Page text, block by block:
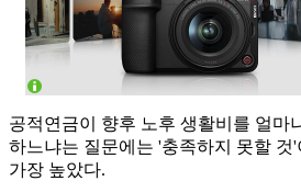
공적연금이 향후 노후 생활비를 얼마
하느냐는 질문에는 '충족하지 못할 것'
가장 높았다.